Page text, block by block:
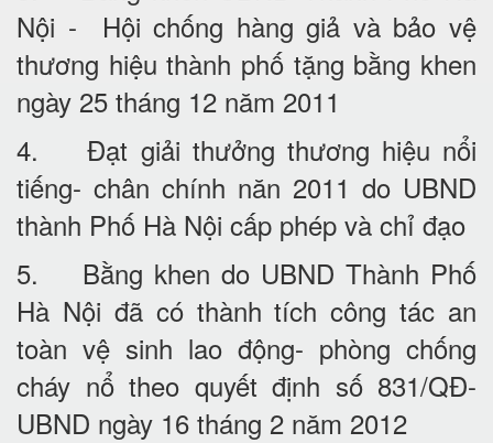
Nội - Hội chống hàng giả và bảo vệ
thương hiệu thành phố tặng bằng khen
ngày 25 tháng 12 năm 2011
4. Đạt giải thưởng thương hiệu nổi
tiếng- chân chính năn 2011 do UBND
thành Phố Hà Nội cấp phép và chỉ đạo
5. Bằng khen do UBND Thành Phố
Hà Nội đã có thành tích công tác an
toàn vệ sinh lao động- phòng chống
cháy nổ theo quyết định số 831/QĐ-
UBND ngày 16 tháng 2 năm 2012